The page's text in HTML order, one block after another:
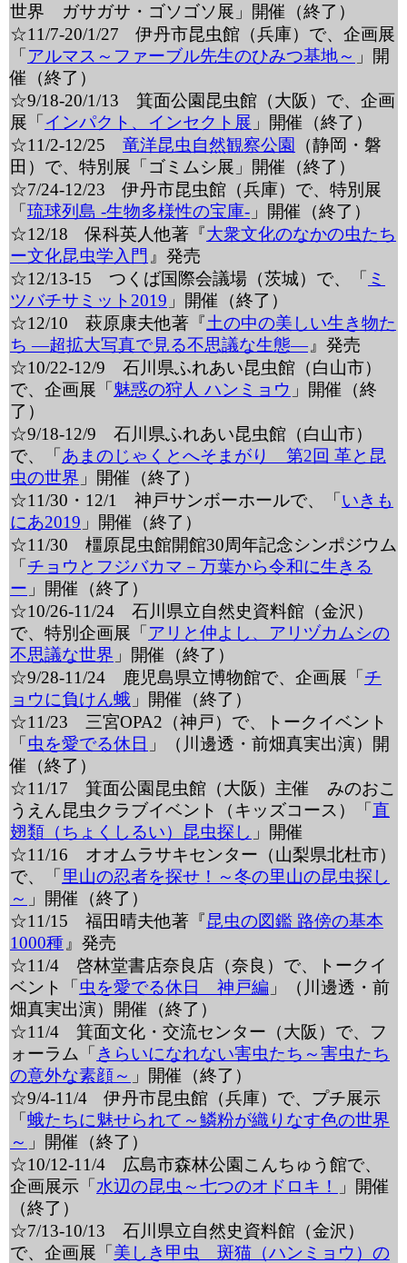
世界 ガサガサ・ゴソゴソ展」開催（終了）
☆11/7-20/1/27 伊丹市昆虫館（兵庫）で、企画展
「アルマス～ファーブル先生のひみつ基地～ 」開
催（終了）
☆9/18-20/1/13 箕面公園昆虫館（大阪）で、企画
展「インパクト、インセクト展 」開催（終了）
☆11/2-12/25 竜洋昆虫自然観察公園
（静岡・磐
田）で、特別展「ゴミムシ展」開催（終了）
☆7/24-12/23 伊丹市昆虫館（兵庫）で、特別展
「琉球列島 -生物多様性の宝庫- 」開催（終了）
☆12/18 保科英人他著『大衆文化のなかの虫たち
ー文化昆虫学入門 』発売
☆12/13-15 つくば国際会議場（茨城）で、「 ミ
ツバチサミット2019 」開催（終了）
☆12/10 萩原康夫他著『土の中の美しい生き物た
ち ―超拡大写真で見る不思議な生態― 』発売
☆10/22-12/9 石川県ふれあい昆虫館（白山市）
で、企画展「魅惑の狩人 ハンミョウ 」開催（終
了）
☆9/18-12/9 石川県ふれあい昆虫館（白山市）
で、「あまのじゃくとへそまがり 第2回 革と昆
虫の世界 」開催（終了）
☆11/30・12/1 神戸サンボーホールで、「いきも
にあ2019 」開催（終了）
☆11/30 橿原昆虫館開館30周年記念シンポジウム
「チョウとフジバカマ－万葉から令和に生きる
ー 」開催（終了）
☆10/26-11/24 石川県立自然史資料館（金沢）
で、特別企画展「アリと仲よし、アリヅカムシの
不思議な世界 」開催（終了）
☆9/28-11/24 鹿児島県立博物館で、企画展「チ
ョウに負けん蛾 」開催（終了）
☆11/23 三宮OPA2（神戸）で、トークイベント
「虫を愛でる休日 」（川邊透・前畑真実出演）開
催（終了）
☆11/17 箕面公園昆虫館（大阪）主催 みのおこ
うえん昆虫クラブイベント（キッズコース）「直
翅類（ちょくしるい）昆虫探し 」開催
☆11/16 オオムラサキセンター（山梨県北杜市）
で、「里山の忍者を探せ！～冬の里山の昆虫探し
～ 」開催（終了）
☆11/15 福田晴夫他著『昆虫の図鑑 路傍の基本
1000種 』発売
☆11/4 啓林堂書店奈良店（奈良）で、トークイ
ベント「虫を愛でる休日 神戸編 」（川邊透・前
畑真実出演）開催（終了）
☆11/4 箕面文化・交流センター（大阪）で、フ
ォーラム「 きらいになれない害虫たち～害虫たち
の意外な素顔～ 」開催（終了）
☆9/4-11/4 伊丹市昆虫館（兵庫）で、プチ展示
「蛾たちに魅せられて～鱗粉が織りなす色の世界
～ 」開催（終了）
☆10/12-11/4 広島市森林公園こんちゅう館で、
企画展示「水辺の昆虫～七つのオドロキ！
」開催
（終了）
☆7/13-10/13 石川県立自然史資料館（金沢）
で、企画展「美しき甲虫 斑猫（ハンミョウ）の